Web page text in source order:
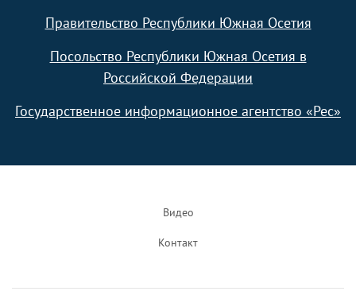
Правительство Республики Южная Осетия
Посольство Республики Южная Осетия в
Российской Федерации
Государственное информационное агентство «Рес»
Видео
Контакт